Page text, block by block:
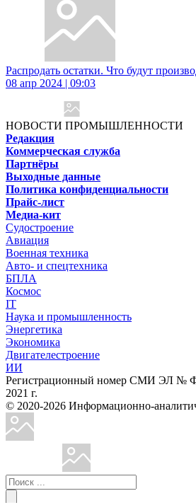
Распродать остатки. Что будут
08 апр 2024 | 09:03
НОВОСТИ ПРОМЫШЛЕННОСТИ
Редакция
Коммерческая служба
Партнёры
Выходные данные
Политика конфиденциальности
Прайс-лист
Медиа-кит
Судостроение
Авиация
Военная техника
Авто- и спецтехника
БПЛА
Космос
IT
Наука и промышленность
Энергетика
Экономика
Двигателестроение
ИИ
Регистрационный номер СМИ ЭЛ № ФС
2021 г.
© 2020-2026 Информационно-